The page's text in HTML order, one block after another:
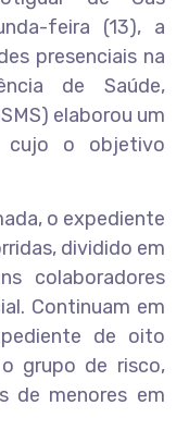
feira (13), a
presenciais na
de Saúde,
elaborou um
cujo o objetivo
o expediente
dividido em
colaboradores
Continuam em
de oito
grupo de risco,
de menores em